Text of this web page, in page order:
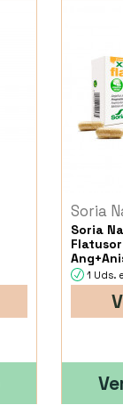
Soria
Soria
Cap.1 Uds.